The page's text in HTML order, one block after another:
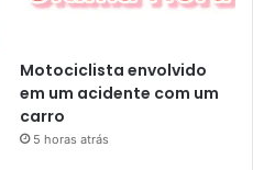
Motociclista envolvido
em um acidente com um
carro
5 horas atrás